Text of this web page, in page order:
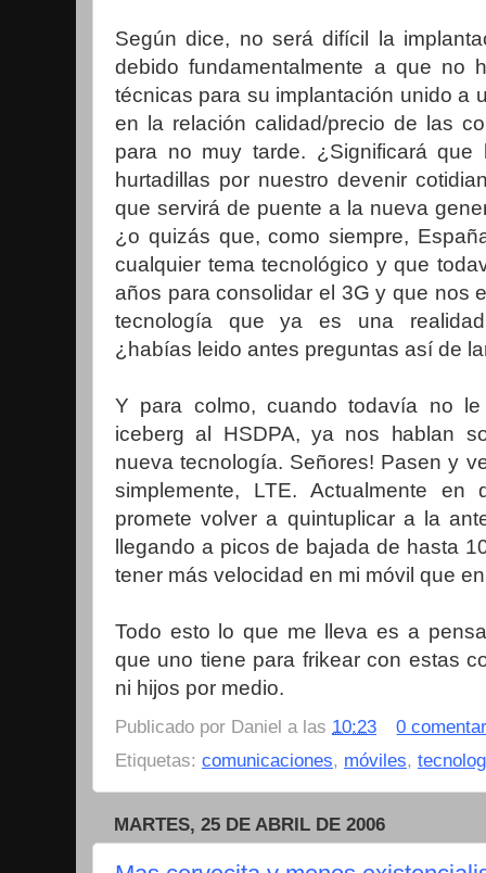
Según dice, no será difícil la
debido fundamentalmente a que no
técnicas para su implantación unido a
en la relación calidad/precio de las
para no muy tarde. ¿Significará
hurtadillas por nuestro devenir
que servirá de puente a la nueva
¿o quizás que, como siempre,
cualquier tema tecnológico y que
años para consolidar el 3G y que nos
tecnología que ya es una realidad
¿habías leido antes preguntas así de
Y para colmo, cuando todavía no
iceberg al HSDPA, ya nos hablan
nueva tecnología. Señores! Pasen y
simplemente, LTE. Actualmente en
promete volver a quintuplicar a la
llegando a picos de bajada de hasta
tener más velocidad en mi móvil que
Todo esto lo que me lleva es a
que uno tiene para frikear con estas
ni hijos por medio.
Publicado por Daniel a las 10:23
0
Etiquetas: comunicaciones, móviles,
MARTES, 25 DE ABRIL DE 2006